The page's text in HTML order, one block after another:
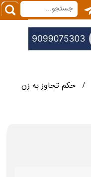
/
حکم تجاوز به زن